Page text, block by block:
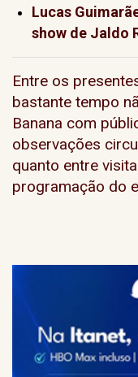
Lucas
show de Jaldo
Entre os
bastante tempo
Banana com
observações
quanto entre
programação do